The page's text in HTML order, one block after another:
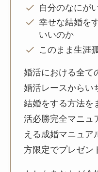
自分のなにが
幸せな結婚を
いいのか
このまま生涯
婚活における全て
婚活レースからい
結婚をする方法を
活必勝完全マニュ
える成婚マニュア
方限定でプレゼン